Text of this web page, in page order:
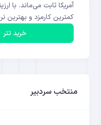
آمریکا ثابت می‌ماند. با
کمترین کارمزد و بهترین
خرید تتر
منتخب سردبیر